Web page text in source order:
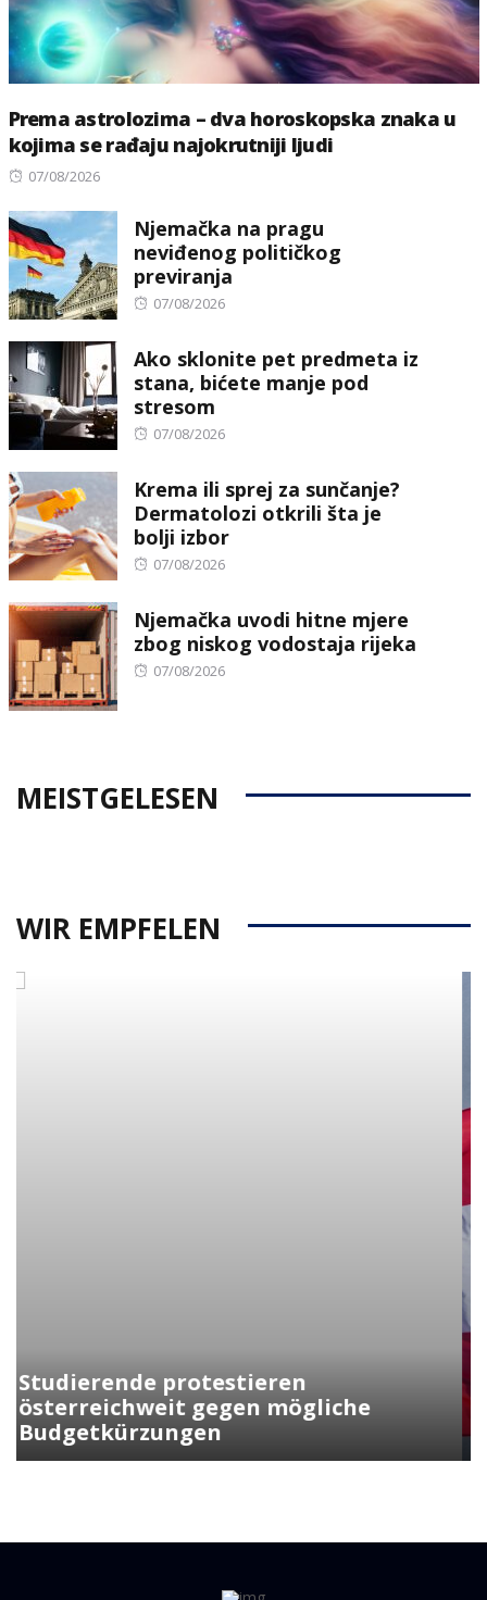
Prema astrolozima – dva horoskopska znaka u
kojima se rađaju najokrutniji ljudi
Posted
07/08/2026
Njemačka na pragu
neviđenog političkog
previranja
Posted
07/08/2026
Ako sklonite pet predmeta iz
stana, bićete manje pod
stresom
Posted
07/08/2026
Krema ili sprej za sunčanje?
Dermatolozi otkrili šta je
bolji izbor
Posted
07/08/2026
Njemačka uvodi hitne mjere
zbog niskog vodostaja rijeka
Posted
07/08/2026
MEISTGELESEN
WIR EMPFELEN
Kunasek fordert strengere Regeln
für die Verleihung der
Staatsbürgerschaft